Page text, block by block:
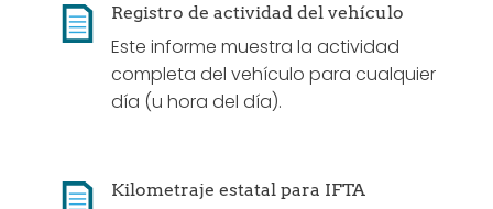
Registro de actividad del vehículo
Este informe muestra la actividad
completa del vehículo para cualquier
día (u hora del día).
Kilometraje estatal para IFTA